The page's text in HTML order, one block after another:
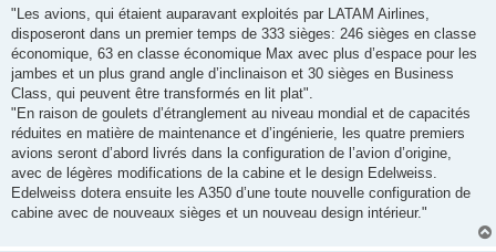
"Les avions, qui étaient auparavant exploités par LATAM Airlines,
disposeront dans un premier temps de 333 sièges: 246 sièges en classe
économique, 63 en classe économique Max avec plus d’espace pour les
jambes et un plus grand angle d’inclinaison et 30 sièges en Business
Class, qui peuvent être transformés en lit plat".
"En raison de goulets d’étranglement au niveau mondial et de capacités
réduites en matière de maintenance et d’ingénierie, les quatre premiers
avions seront d’abord livrés dans la configuration de l’avion d’origine,
avec de légères modifications de la cabine et le design Edelweiss.
Edelweiss dotera ensuite les A350 d’une toute nouvelle configuration de
cabine avec de nouveaux sièges et un nouveau design intérieur."